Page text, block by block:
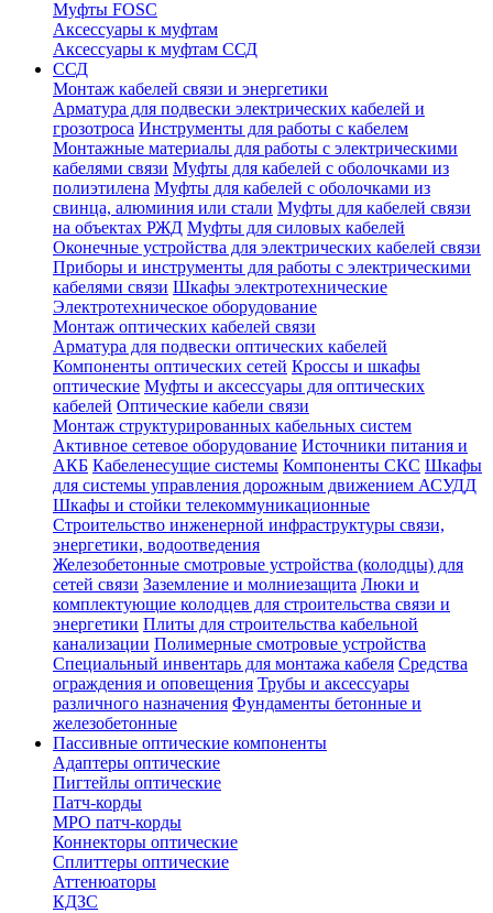
Муфты FOSC
Аксессуары к муфтам
Аксессуары к муфтам ССД
ССД
Монтаж кабелей связи и энергетики
Арматура для подвески электрических кабелей и
грозотроса Инструменты для работы с кабелем
Монтажные материалы для работы с электрическими
кабелями связи Муфты для кабелей с оболочками из
полиэтилена Муфты для кабелей с оболочками из
свинца, алюминия или стали Муфты для кабелей связи
на объектах РЖД Муфты для силовых кабелей
Оконечные устройства для электрических кабелей связи
Приборы и инструменты для работы с электрическими
кабелями связи Шкафы электротехнические
Электротехническое оборудование
Монтаж оптических кабелей связи
Арматура для подвески оптических кабелей
Компоненты оптических сетей Кроссы и шкафы
оптические Муфты и аксессуары для оптических
кабелей Оптические кабели связи
Монтаж структурированных кабельных систем
Активное сетевое оборудование Источники питания и
АКБ Кабеленесущие системы Компоненты СКС Шкафы
для системы управления дорожным движением АСУДД
Шкафы и стойки телекоммуникационные
Строительство инженерной инфраструктуры связи,
энергетики, водоотведения
Железобетонные смотровые устройства (колодцы) для
сетей связи Заземление и молниезащита Люки и
комплектующие колодцев для строительства связи и
энергетики Плиты для строительства кабельной
канализации Полимерные смотровые устройства
Специальный инвентарь для монтажа кабеля Средства
ограждения и оповещения Трубы и аксессуары
различного назначения Фундаменты бетонные и
железобетонные
Пассивные оптические компоненты
Адаптеры оптические
Пигтейлы оптические
Патч-корды
MPO патч-корды
Коннекторы оптические
Сплиттеры оптические
Аттенюаторы
КДЗС